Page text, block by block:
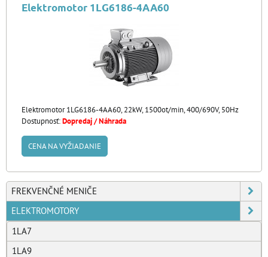
Elektromotor 1LG6186-4AA60
Elektromotor 1LG6186-4AA60, 22kW, 1500ot/min, 400/690V, 50Hz
Dostupnosť:Dopredaj / Náhrada
CENA NA VYŽIADANIE
FREKVENČNÉ MENIČE
ELEKTROMOTORY
1LA7
1LA9